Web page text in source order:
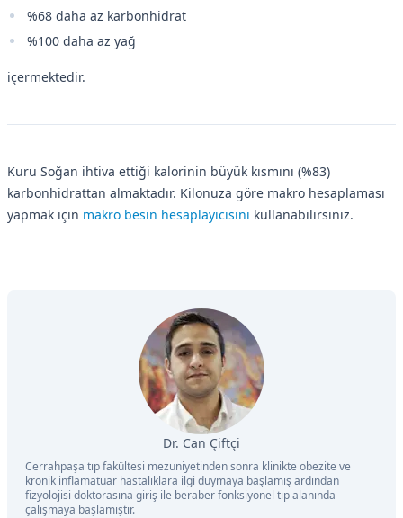
%68 daha az karbonhidrat
%100 daha az yağ
içermektedir.
Kuru Soğan ihtiva ettiği kalorinin büyük kısmını (%83)
karbonhidrattan almaktadır. Kilonuza göre makro hesaplaması
yapmak için makro besin hesaplayıcısını kullanabilirsiniz.
Dr. Can Çiftçi
Cerrahpaşa tıp fakültesi mezuniyetinden sonra klinikte obezite ve
kronik inflamatuar hastalıklara ilgi duymaya başlamış ardından
fizyolojisi doktorasına giriş ile beraber fonksiyonel tıp alanında
çalışmaya başlamıştır.